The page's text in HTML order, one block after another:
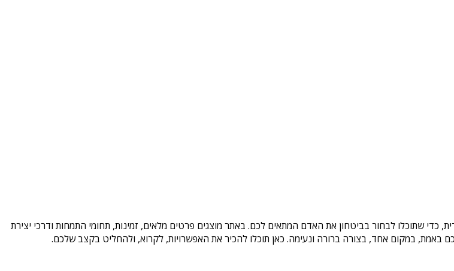
כדי שתוכלו לבחור בביטחון את האדם המתאים לכם. באתר מוצגים פרטים מלאים, זמינות, תחומי התמחות ודרכי יצירת
במקום אחד, בצורה ברורה ונעימה. כאן תוכלו להכיר את האפשרויות, לקרוא, ולהחליט בקצב שלכם.